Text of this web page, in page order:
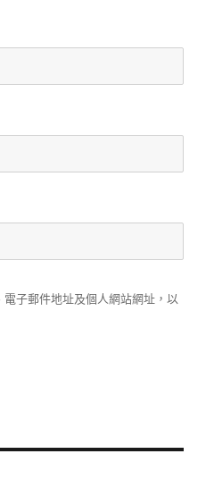
電子郵件地址及個人網站網址，以